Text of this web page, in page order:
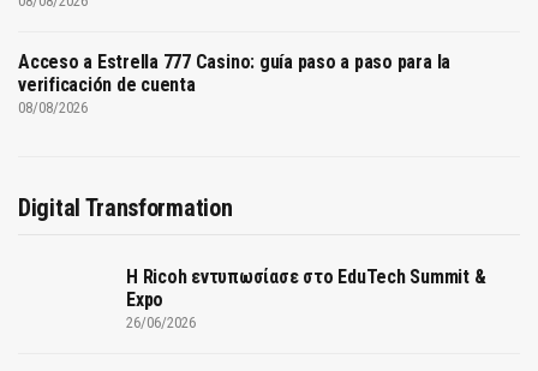
Acceso a Estrella 777 Casino: guía paso a paso para la
verificación de cuenta
08/08/2026
Digital Transformation
Η Ricoh εντυπωσίασε στο EduTech Summit &
Expo
26/06/2026